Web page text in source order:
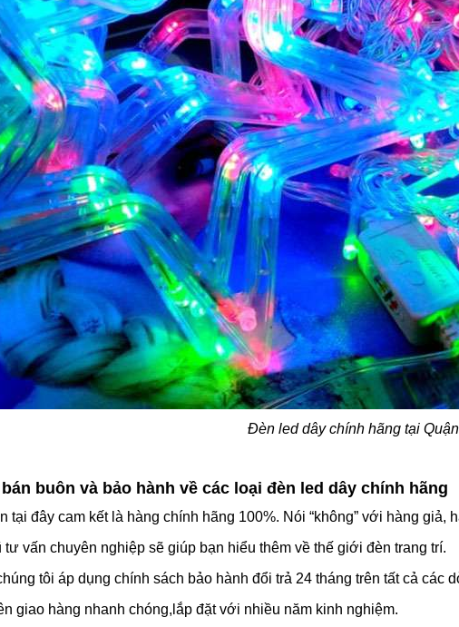
Đèn led dây chính hãng tại
buôn và bảo hành về các loại đèn led dây chính hãng
tại đây cam kết là hàng chính hãng 100%. Nói “không” với hàng giả,
vấn chuyên nghiệp sẽ giúp bạn hiểu thêm về thế giới đèn trang trí.
tôi áp dụng chính sách bảo hành đổi trả 24 tháng trên tất cả các
giao hàng nhanh chóng,lắp đặt với nhiều năm kinh nghiệm.